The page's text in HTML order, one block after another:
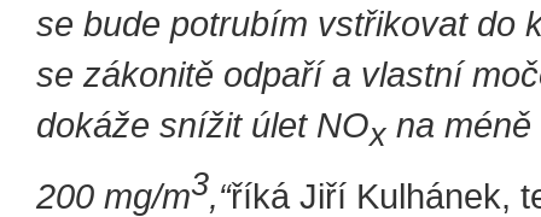
se bude potrubím vstřikovat do
se zákonitě odpaří a vlastní
dokáže snížit úlet NOx na méně
200 mg/m3,“říká Jiří Kulhánek,